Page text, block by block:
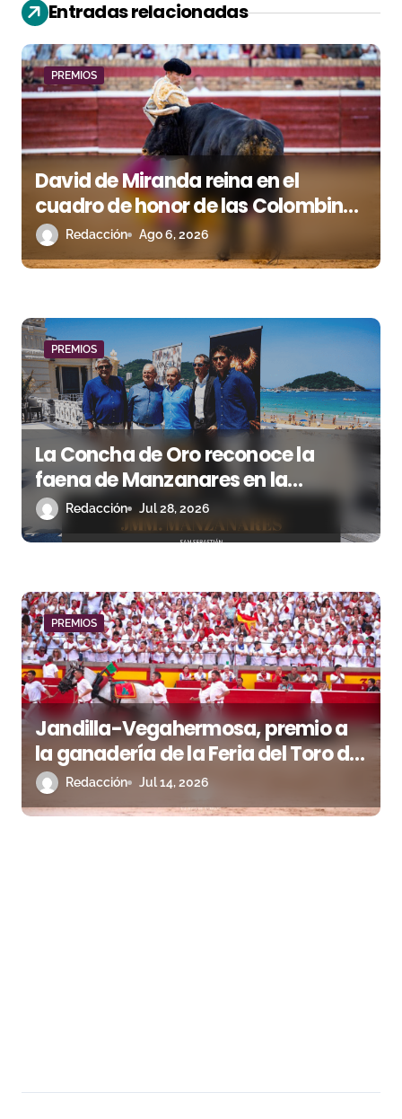
ó
n
d
e
e
n
t
a
d
a
s
Entradas relacionadas
PREMIOS
David de Miranda reina en el
cuadro de honor de las Colombinas
2026Redacción Ago 6, 2026
PREMIOS
La Concha de Oro reconoce la
faena de Manzanares en la
Semana Grande 2025
Redacción Jul 28, 2026
PREMIOS
Jandilla-Vegahermosa, premio a
la ganadería de la Feria del Toro de
Pamplona
Redacción Jul 14, 2026